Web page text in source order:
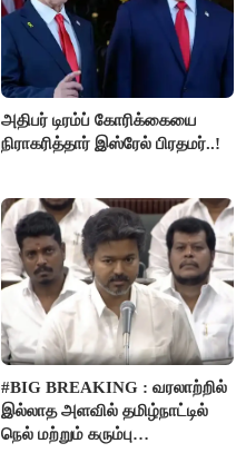
அதிபர் டிரம்ப் கோரிக்கையை
நிராகரித்தார் இஸ்ரேல் பிரதமர்..!
#BIG BREAKING : வரலாற்றில்
இல்லாத அளவில் தமிழ்நாட்டில்
நெல் மற்றும் கரும்பு